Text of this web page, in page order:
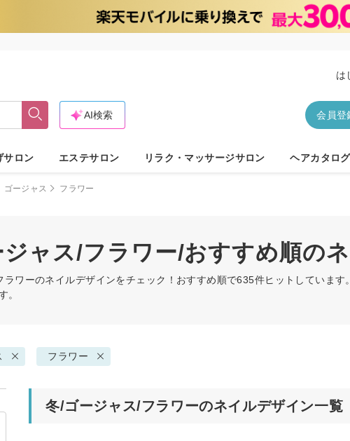
は
会員登
AI検索
サロン エステサロン リラク・マッサージサロン ヘアカタログ
ゴージャス フラワー
ャス/フラワー/おすすめ順の
ラワーのネイルデザインをチェック！おすすめ順で635件ヒットしていま
。
フラワー
冬/ゴージャス/フラワーのネイルデザイン一覧